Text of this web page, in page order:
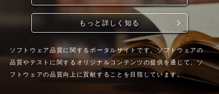
もっと詳しく知る
ソフトウェア品質に関するポータルサイトです。ソフトウェアの
品質やテストに関するオリジナルコンテンツの提供を通じて、ソ
フトウェアの品質向上に貢献することを目指しています。